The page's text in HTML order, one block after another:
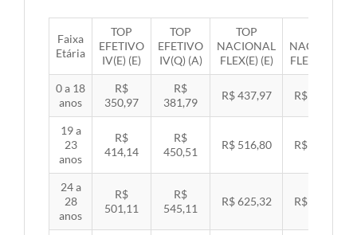
Faixa
Etária
TOP
EFETIVO
IV(E) (E)
TOP
EFETIVO
IV(Q) (A)
TOP
NACIONAL
FLEX(E) (E)
NACIONAL
FLEX(Q) (A)
0 a 18
anos
R$
350,97
R$
381,79
R$ 437,97 R$ 451,33
19 a
23
anos
R$
414,14
R$
450,51
R$ 516,80 R$ 532,57
24 a
28
anos
R$
501,11
R$
545,11
R$ 625,32 R$ 644,40